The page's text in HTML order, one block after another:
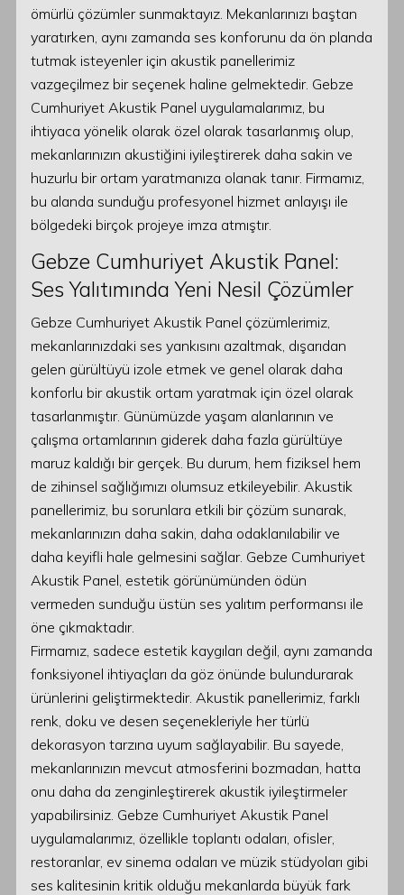
ömürlü çözümler sunmaktayız. Mekanlarınızı baştan
yaratırken, aynı zamanda ses konforunu da ön planda
tutmak isteyenler için akustik panellerimiz
vazgeçilmez bir seçenek haline gelmektedir. Gebze
Cumhuriyet Akustik Panel uygulamalarımız, bu
ihtiyaca yönelik olarak özel olarak tasarlanmış olup,
mekanlarınızın akustiğini iyileştirerek daha sakin ve
huzurlu bir ortam yaratmanıza olanak tanır. Firmamız,
bu alanda sunduğu profesyonel hizmet anlayışı ile
bölgedeki birçok projeye imza atmıştır.
Gebze Cumhuriyet Akustik Panel:
Ses Yalıtımında Yeni Nesil Çözümler
Gebze Cumhuriyet Akustik Panel çözümlerimiz,
mekanlarınızdaki ses yankısını azaltmak, dışarıdan
gelen gürültüyü izole etmek ve genel olarak daha
konforlu bir akustik ortam yaratmak için özel olarak
tasarlanmıştır. Günümüzde yaşam alanlarının ve
çalışma ortamlarının giderek daha fazla gürültüye
maruz kaldığı bir gerçek. Bu durum, hem fiziksel hem
de zihinsel sağlığımızı olumsuz etkileyebilir. Akustik
panellerimiz, bu sorunlara etkili bir çözüm sunarak,
mekanlarınızın daha sakin, daha odaklanılabilir ve
daha keyifli hale gelmesini sağlar. Gebze Cumhuriyet
Akustik Panel, estetik görünümünden ödün
vermeden sunduğu üstün ses yalıtım performansı ile
öne çıkmaktadır.
Firmamız, sadece estetik kaygıları değil, aynı zamanda
fonksiyonel ihtiyaçları da göz önünde bulundurarak
ürünlerini geliştirmektedir. Akustik panellerimiz, farklı
renk, doku ve desen seçenekleriyle her türlü
dekorasyon tarzına uyum sağlayabilir. Bu sayede,
mekanlarınızın mevcut atmosferini bozmadan, hatta
onu daha da zenginleştirerek akustik iyileştirmeler
yapabilirsiniz. Gebze Cumhuriyet Akustik Panel
uygulamalarımız, özellikle toplantı odaları, ofisler,
restoranlar, ev sinema odaları ve müzik stüdyoları gibi
ses kalitesinin kritik olduğu mekanlarda büyük fark